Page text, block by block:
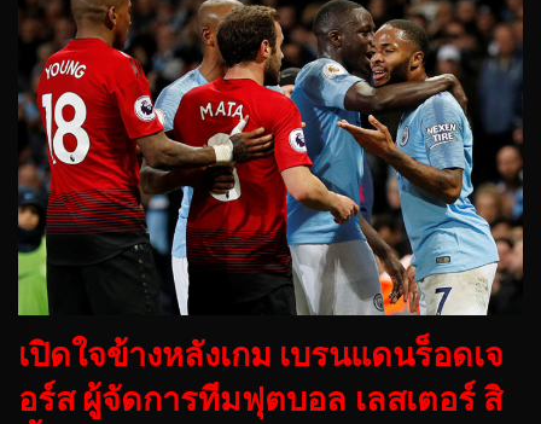
เปิดใจข้างหลังเกม เบรนแดนร็อดเจ
อร์ส ผู้จัดการทีมฟุตบอล เลสเตอร์ สิ